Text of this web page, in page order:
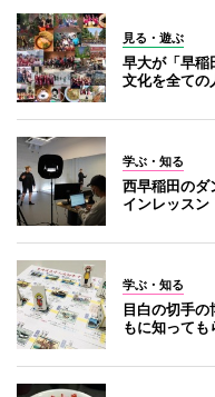
見る・遊ぶ
早大が「早稲
文化を全ての
学ぶ・知る
西早稲田のダ
インレッスン
学ぶ・知る
目白の切手
もに知っても